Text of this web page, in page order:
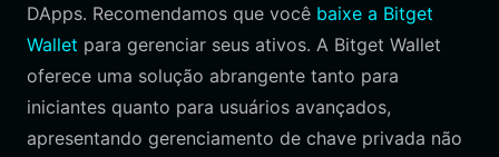
DApps. Recomendamos que você baixe a Bitget
Wallet para gerenciar seus ativos. A Bitget Wallet
oferece uma solução abrangente tanto para
iniciantes quanto para usuários avançados,
apresentando gerenciamento de chave privada não